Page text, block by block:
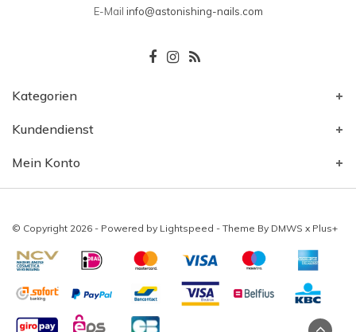
E-Mail info@astonishing-nails.com
Kategorien
Kundendienst
Mein Konto
© Copyright 2026 - Powered by Lightspeed - Theme By DMWS x Plus+